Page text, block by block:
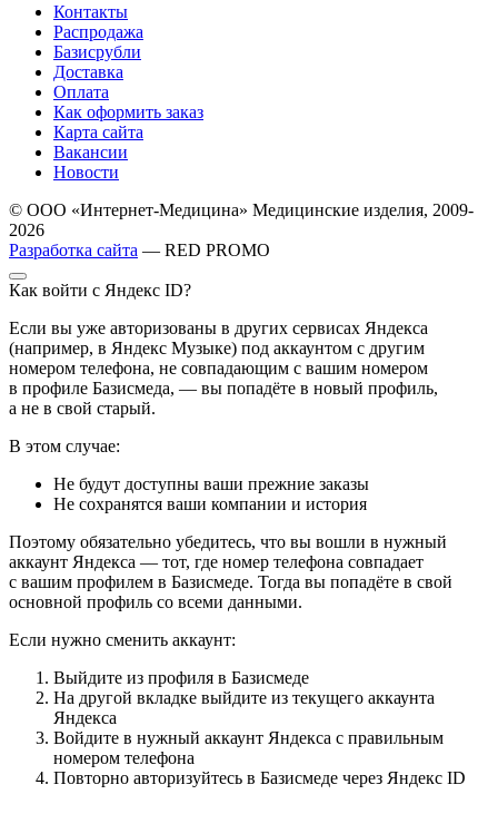
Контакты
Распродажа
Базисрубли
Доставка
Оплата
Как оформить заказ
Карта сайта
Вакансии
Новости
© ООО «Интернет-Медицина» Медицинские изделия, 2009-
2026
Разработка сайта — RED PROMO
Как войти с Яндекс ID?
Если вы уже авторизованы в других сервисах Яндекса
(например, в Яндекс Музыке) под аккаунтом с другим
номером телефона, не совпадающим с вашим номером
в профиле Базисмеда, — вы попадёте в новый профиль,
а не в свой старый.
В этом случае:
Не будут доступны ваши прежние заказы
Не сохранятся ваши компании и история
Поэтому обязательно убедитесь, что вы вошли в нужный
аккаунт Яндекса — тот, где номер телефона совпадает
с вашим профилем в Базисмеде. Тогда вы попадёте в свой
основной профиль со всеми данными.
Если нужно сменить аккаунт:
Выйдите из профиля в Базисмеде
На другой вкладке выйдите из текущего аккаунта
Яндекса
Войдите в нужный аккаунт Яндекса с правильным
номером телефона
Повторно авторизуйтесь в Базисмеде через Яндекс ID